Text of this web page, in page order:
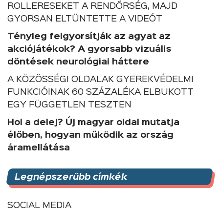
ROLLERESEKET A RENDŐRSÉG, MAJD
GYORSAN ELTÜNTETTE A VIDEÓT
Tényleg felgyorsítják az agyat az
akciójátékok? A gyorsabb vizuális
döntések neurológiai háttere
A KÖZÖSSÉGI OLDALAK GYEREKVÉDELMI
FUNKCIÓINAK 60 SZÁZALÉKA ELBUKOTT
EGY FÜGGETLEN TESZTEN
Hol a delej? Új magyar oldal mutatja
élőben, hogyan működik az ország
áramellátása
Legnépszerűbb címkék
SOCIAL MEDIA